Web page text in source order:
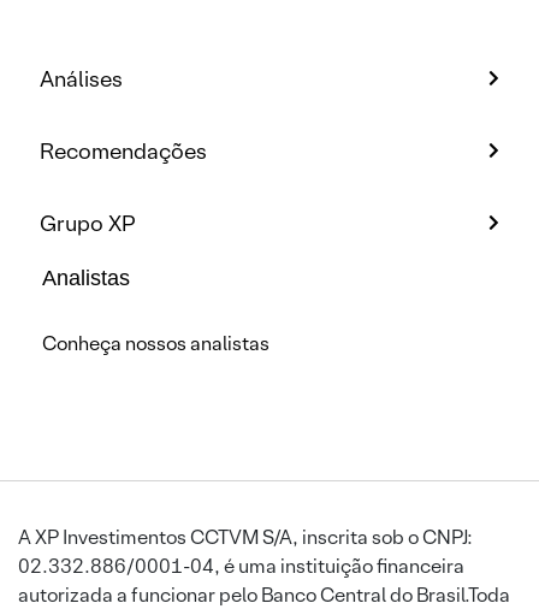
Análises
Recomendações
Grupo XP
Analistas
Conheça nossos analistas
A XP Investimentos CCTVM S/A, inscrita sob o CNPJ:
02.332.886/0001-04, é uma instituição financeira
autorizada a funcionar pelo Banco Central do Brasil.Toda